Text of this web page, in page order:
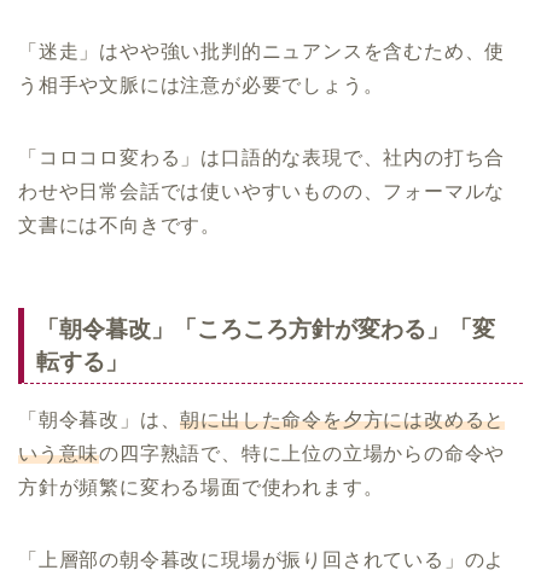
「迷走」はやや強い批判的ニュアンスを含むため、使
う相手や文脈には注意が必要でしょう。
「コロコロ変わる」は口語的な表現で、社内の打ち合
わせや日常会話では使いやすいものの、フォーマルな
文書には不向きです。
「朝令暮改」「ころころ方針が変わる」「変
転する」
「朝令暮改」は、朝に出した命令を夕方には改めると
いう意味の四字熟語で、特に上位の立場からの命令や
方針が頻繁に変わる場面で使われます。
「上層部の朝令暮改に現場が振り回されている」のよ